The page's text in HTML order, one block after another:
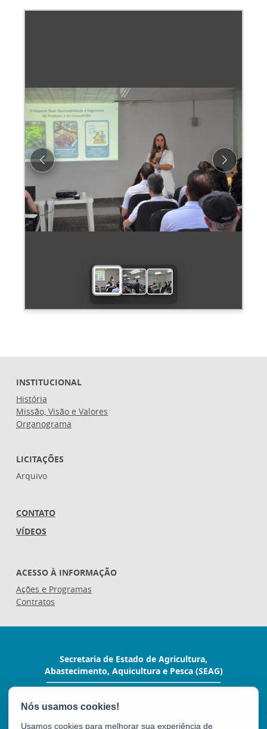
Previous Next
INSTITUCIONAL
História
Missão, Visão e Valores
Organograma
LICITAÇÕES
Arquivo
CONTATO
VÍDEOS
ACESSO À INFORMAÇÃO
Ações e Programas
Contratos
Secretaria de Estado de Agricultura,
Abastecimento, Aquicultura e Pesca (SEAG)
CEP: 29017-160 - Vitória / ES
Usamos cookies para melhorar sua experiência de